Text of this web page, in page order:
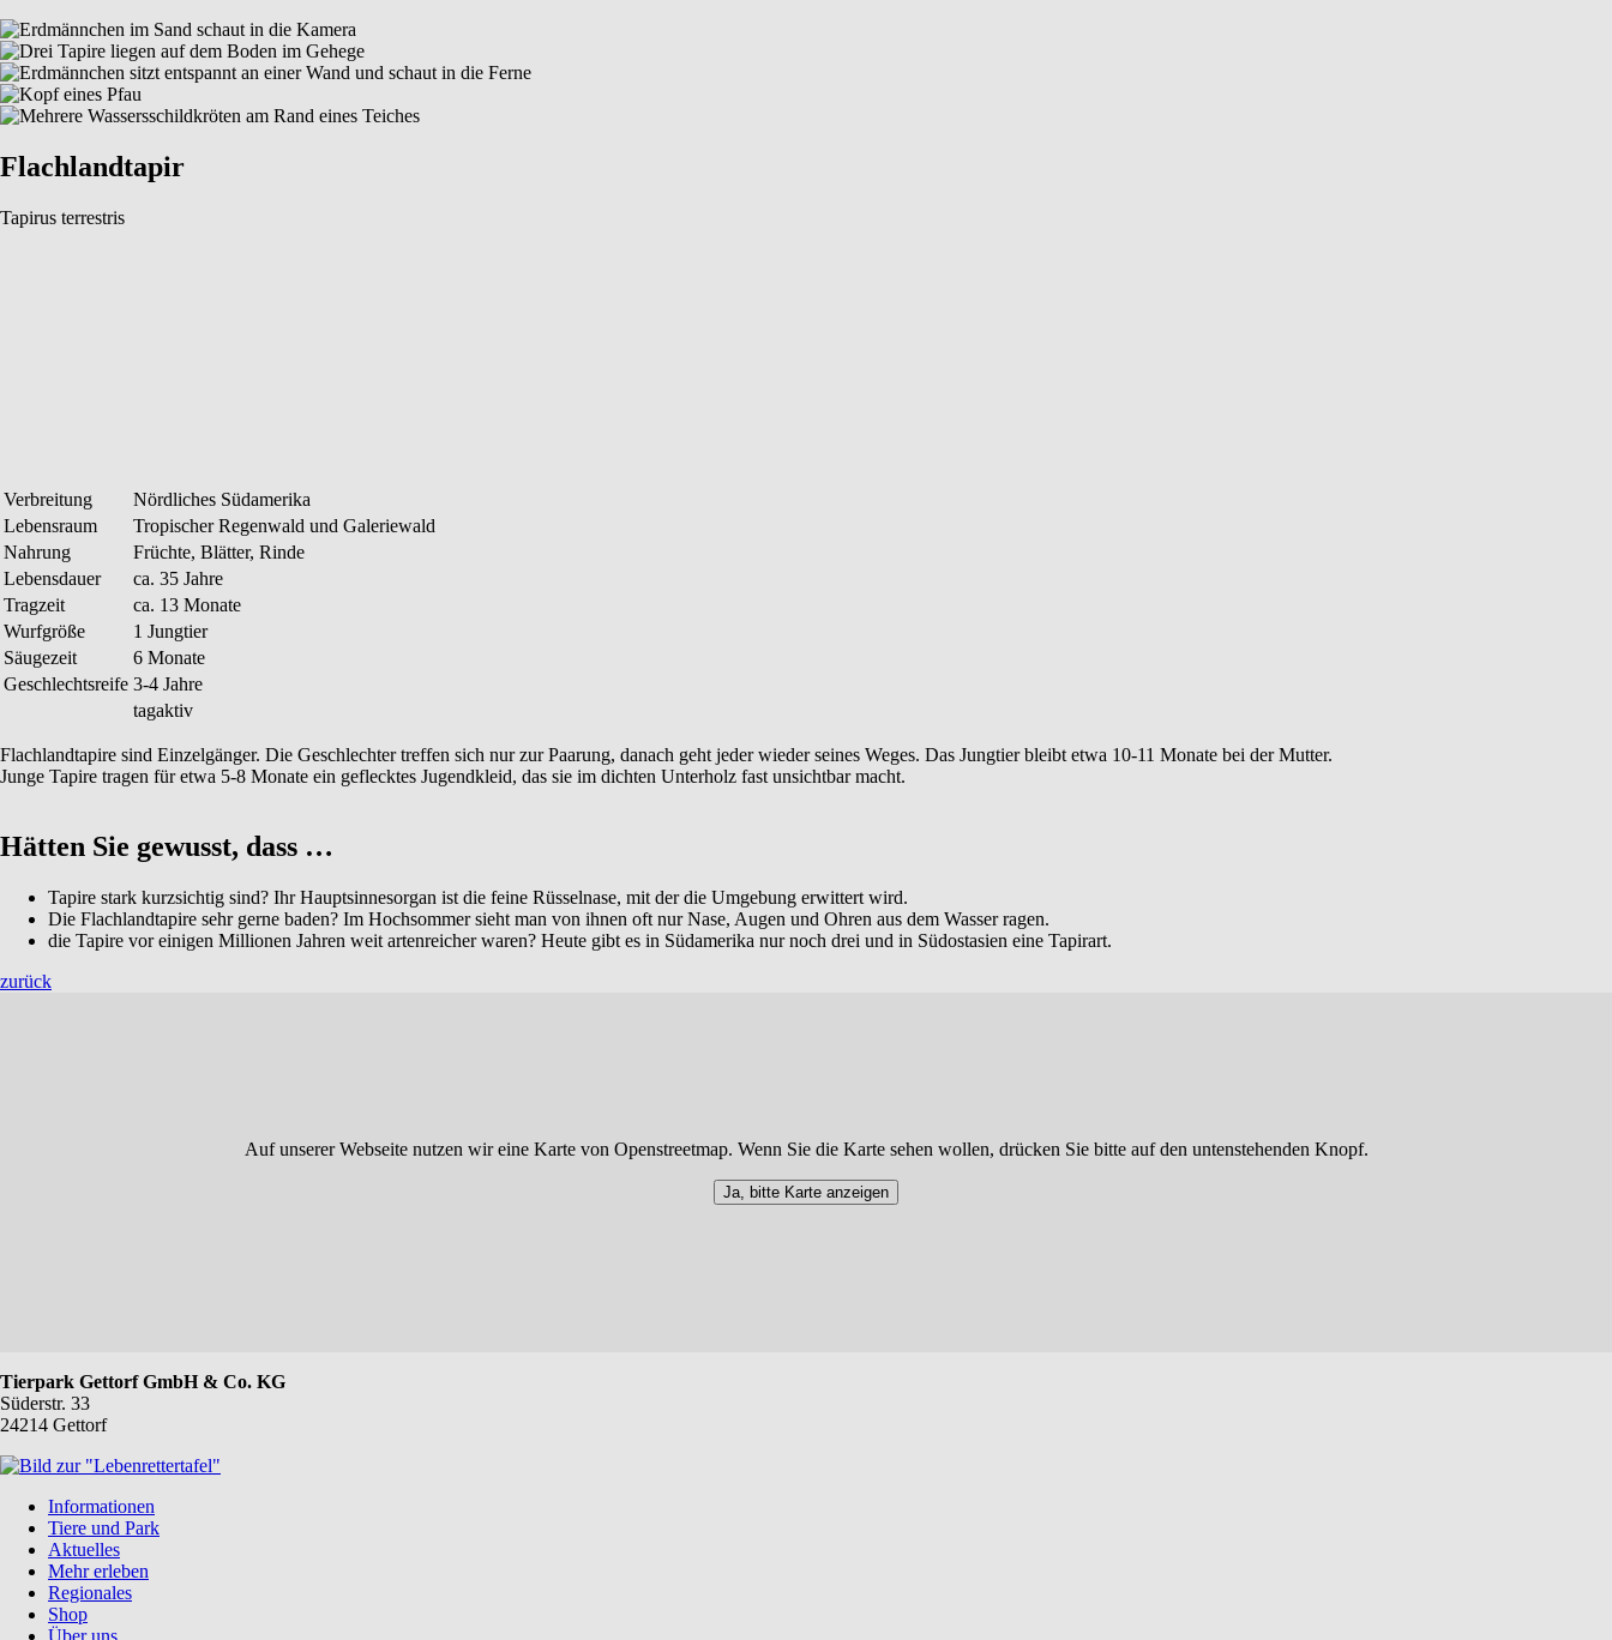
Flachlandtapir
Tapirus terrestris
Verbreitung
Nördliches Südamerika
Lebensraum
Tropischer Regenwald und Galeriewald
Nahrung
Früchte, Blätter, Rinde
Lebensdauer
ca. 35 Jahre
Tragzeit
ca. 13 Monate
Wurfgröße
1 Jungtier
Säugezeit
6 Monate
Geschlechtsreife 3-4 Jahre
tagaktiv
Flachlandtapire sind Einzelgänger. Die Geschlechter treffen sich nur zur Paarung, danach geht jeder wieder seines Weges. Das Jungtier bleibt etwa 10-11 Monate bei der Mutter.
Junge Tapire tragen für etwa 5-8 Monate ein geflecktes Jugendkleid, das sie im dichten Unterholz fast unsichtbar macht.
Hätten Sie gewusst, dass …
Tapire stark kurzsichtig sind? Ihr Hauptsinnesorgan ist die feine Rüsselnase, mit der die Umgebung erwittert wird.
Die Flachlandtapire sehr gerne baden? Im Hochsommer sieht man von ihnen oft nur Nase, Augen und Ohren aus dem Wasser ragen.
die Tapire vor einigen Millionen Jahren weit artenreicher waren? Heute gibt es in Südamerika nur noch drei und in Südostasien eine Tapirart.
zurück
Auf unserer Webseite nutzen wir eine Karte von Openstreetmap. Wenn Sie die Karte sehen wollen, drücken Sie bitte auf den untenstehenden Knopf.
Ja, bitte Karte anzeigen
Tierpark Gettorf GmbH & Co. KG
Süderstr. 33
24214 Gettorf
Navigation
überspringen
Informationen
Tiere und Park
Aktuelles
Mehr erleben
Regionales
Shop
Über uns